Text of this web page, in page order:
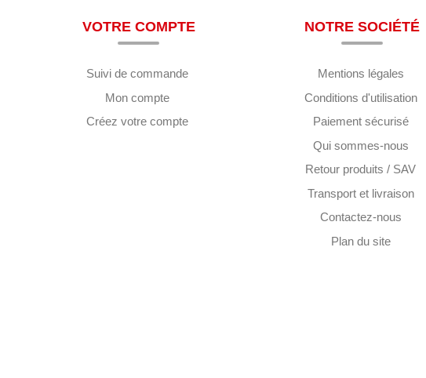
VOTRE COMPTE
Suivi de commande
Mon compte
Créez votre compte
NOTRE SOCIÉTÉ
Mentions légales
Conditions d'utilisation
Paiement sécurisé
Qui sommes-nous
Retour produits / SAV
Transport et livraison
Contactez-nous
Plan du site